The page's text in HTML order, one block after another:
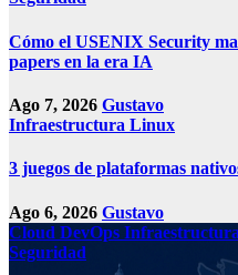
Cómo el USENIX Security
papers en la era IA
Ago 7, 2026 Gustavo
Infraestructura Linux
3 juegos de plataformas
Ago 6, 2026 Gustavo
Cloud DevOps Infraestructura
Seguridad